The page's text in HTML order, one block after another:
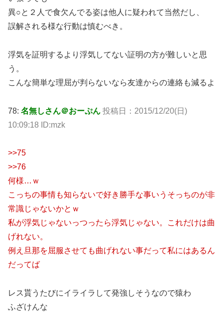
異○と２人で食欠んでる姿は他人に疑われて当然だし、
誤解される様な行動は慎むべき。
浮気を証明するより浮気してない証明の方が難しいと思
う。
こんな簡単な理屈が判らないなら友達からの連絡も減るよ
78: 名無しさん＠おーぷん 投稿日：2015/12/20(日)
10:09:18 ID:mzk
>>75
>>76
何様…ｗ
こっちの事情も知らないで好き勝手な事いうそっちのが非
常識じゃないかとｗ
私が浮気じゃないっつったら浮気じゃない。これだけは曲
げれない。
例え旦那を屈服させても曲げれない事だって私にはあるん
だってば
レス貰うたびにイライラして発強しそうなので猿わ
ふざけんな